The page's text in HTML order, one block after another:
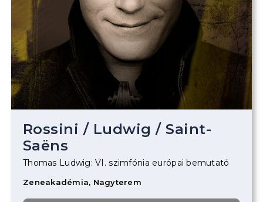
Rossini /Ludwig/Saint-
Saëns
Thomas Ludwig: VI. szimfónia európai bemutató
Zeneakadémia, Nagyterem